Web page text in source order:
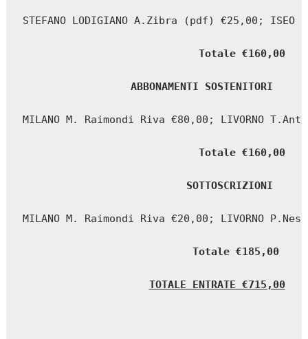
STEFANO LODIGIANO A.Zibra (pdf) €25,00;
Totale €160,00
ABBONAMENTI SOSTENITORI
MILANO M. Raimondi Riva €80,00; LIVORNO
Totale €160,00
SOTTOSCRIZIONI
MILANO M. Raimondi Riva €20,00; LIVORNO
Totale €185,00
TOTALE ENTRATE €715,00